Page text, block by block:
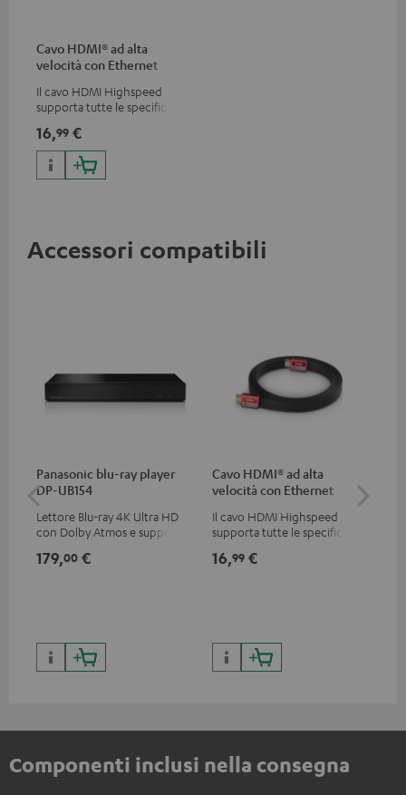
Cavo HDMI® ad alta
velocità con Ethernet
Il cavo HDMI Highspeed
supporta tutte le specifiche
16,99 €
Accessori compatibili
Panasonic blu-ray player
DP-UB154
Lettore Blu-ray 4K Ultra HD
con Dolby Atmos e supporto
una qualità delle immagini
179,00 €
Cavo HDMI® ad alta
velocità con Ethernet
Il cavo HDMI Highspeed
supporta tutte le specifiche
16,99 €
Componenti inclusi nella consegna